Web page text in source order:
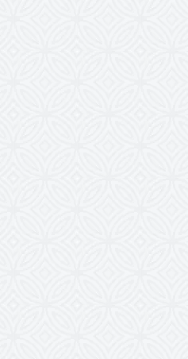
voor u! Er staan weer Blijdorp
Festivals bezoeken door een keuze te
willen meezingen met de bekendste
kan! Met tickets van 4Alltickets kunt u
u nu snel en betrouwbaar de door u
in huis! Aarzel niet langer en boek uw
en kent u de songteksten van de
een Blijdorp Festival event tour zijn
maakt het u gemakkelijk, u hoeft